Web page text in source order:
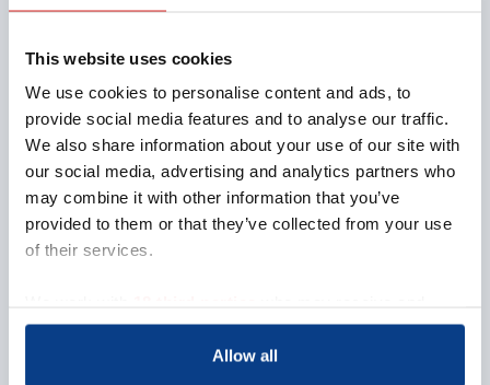
This website uses cookies
We use cookies to personalise content and ads, to
provide social media features and to analyse our traffic.
We also share information about your use of our site with
our social media, advertising and analytics partners who
may combine it with other information that you’ve
provided to them or that they’ve collected from your use
of their services.
process your information.
Allow all
Aansluiten als opleider
Aansluiten als coachbureau
Ontdek jouw voordelen als interne coach
Over NOBCO
Missie en visie
Organisatie
EMCC Global
Beroepscode
Klacht indienen